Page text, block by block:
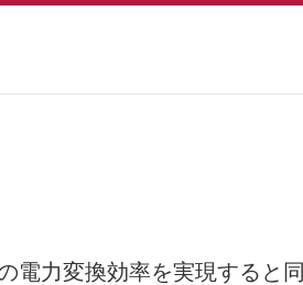
電力変換効率を実現すると同